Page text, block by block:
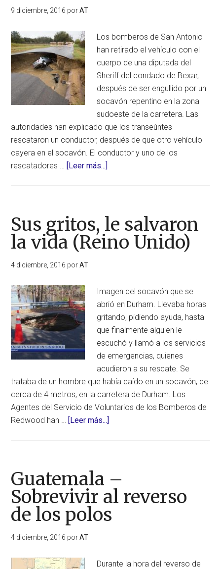
9 diciembre, 2016 porAT
Los bomberos de San Antonio
han retirado el vehículo con el
cuerpo de una diputada del
Sheriff del condado de Bexar,
después de ser engullido por un
socavón repentino en la zona
sudoeste de la carretera. Las
autoridades han explicado que los transeúntes
rescataron un conductor, después de que otro vehículo
cayera en el socavón. El conductor y uno de los
rescatadores … [Leer más...]
por
un
socavón
(Estados
Unidos)
Sus gritos, le salvaron
la vida (Reino Unido)
4 diciembre, 2016 porAT
Imagen del socavón que se
abrió en Durham. Llevaba horas
gritando, pidiendo ayuda, hasta
que finalmente alguien le
escuchó y llamó a los servicios
de emergencias, quienes
acudieron a su rescate. Se
trataba de un hombre que había caído en un socavón, de
cerca de 4 metros, en la carretera de Durham. Los
Agentes del Servicio de Voluntarios de los Bomberos de
Redwood han … [Leer más...]
la
vida
(Reino
Guatemala –
Sobrevivir al reverso
de los polos
4 diciembre, 2016 porAT
Durante la hora del reverso de